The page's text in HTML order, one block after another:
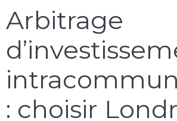
Arbitrage
: choisir